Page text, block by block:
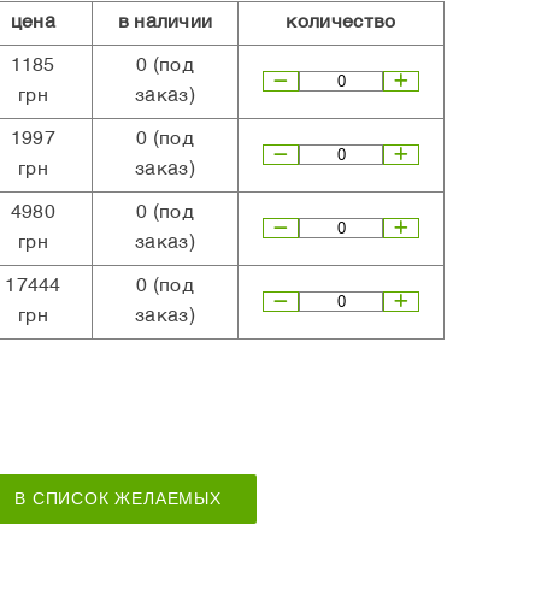
цена в наличии количество
1185
грн
0 (под
заказ)
1997
грн
0 (под
заказ)
4980
грн
0 (под
заказ)
17444
грн
0 (под
заказ)
В СПИСОК ЖЕЛАЕМЫХ